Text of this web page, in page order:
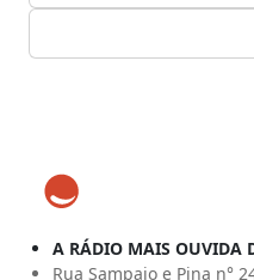
A RÁDIO MAIS OUVIDA
Rua Sampaio e Pina n°